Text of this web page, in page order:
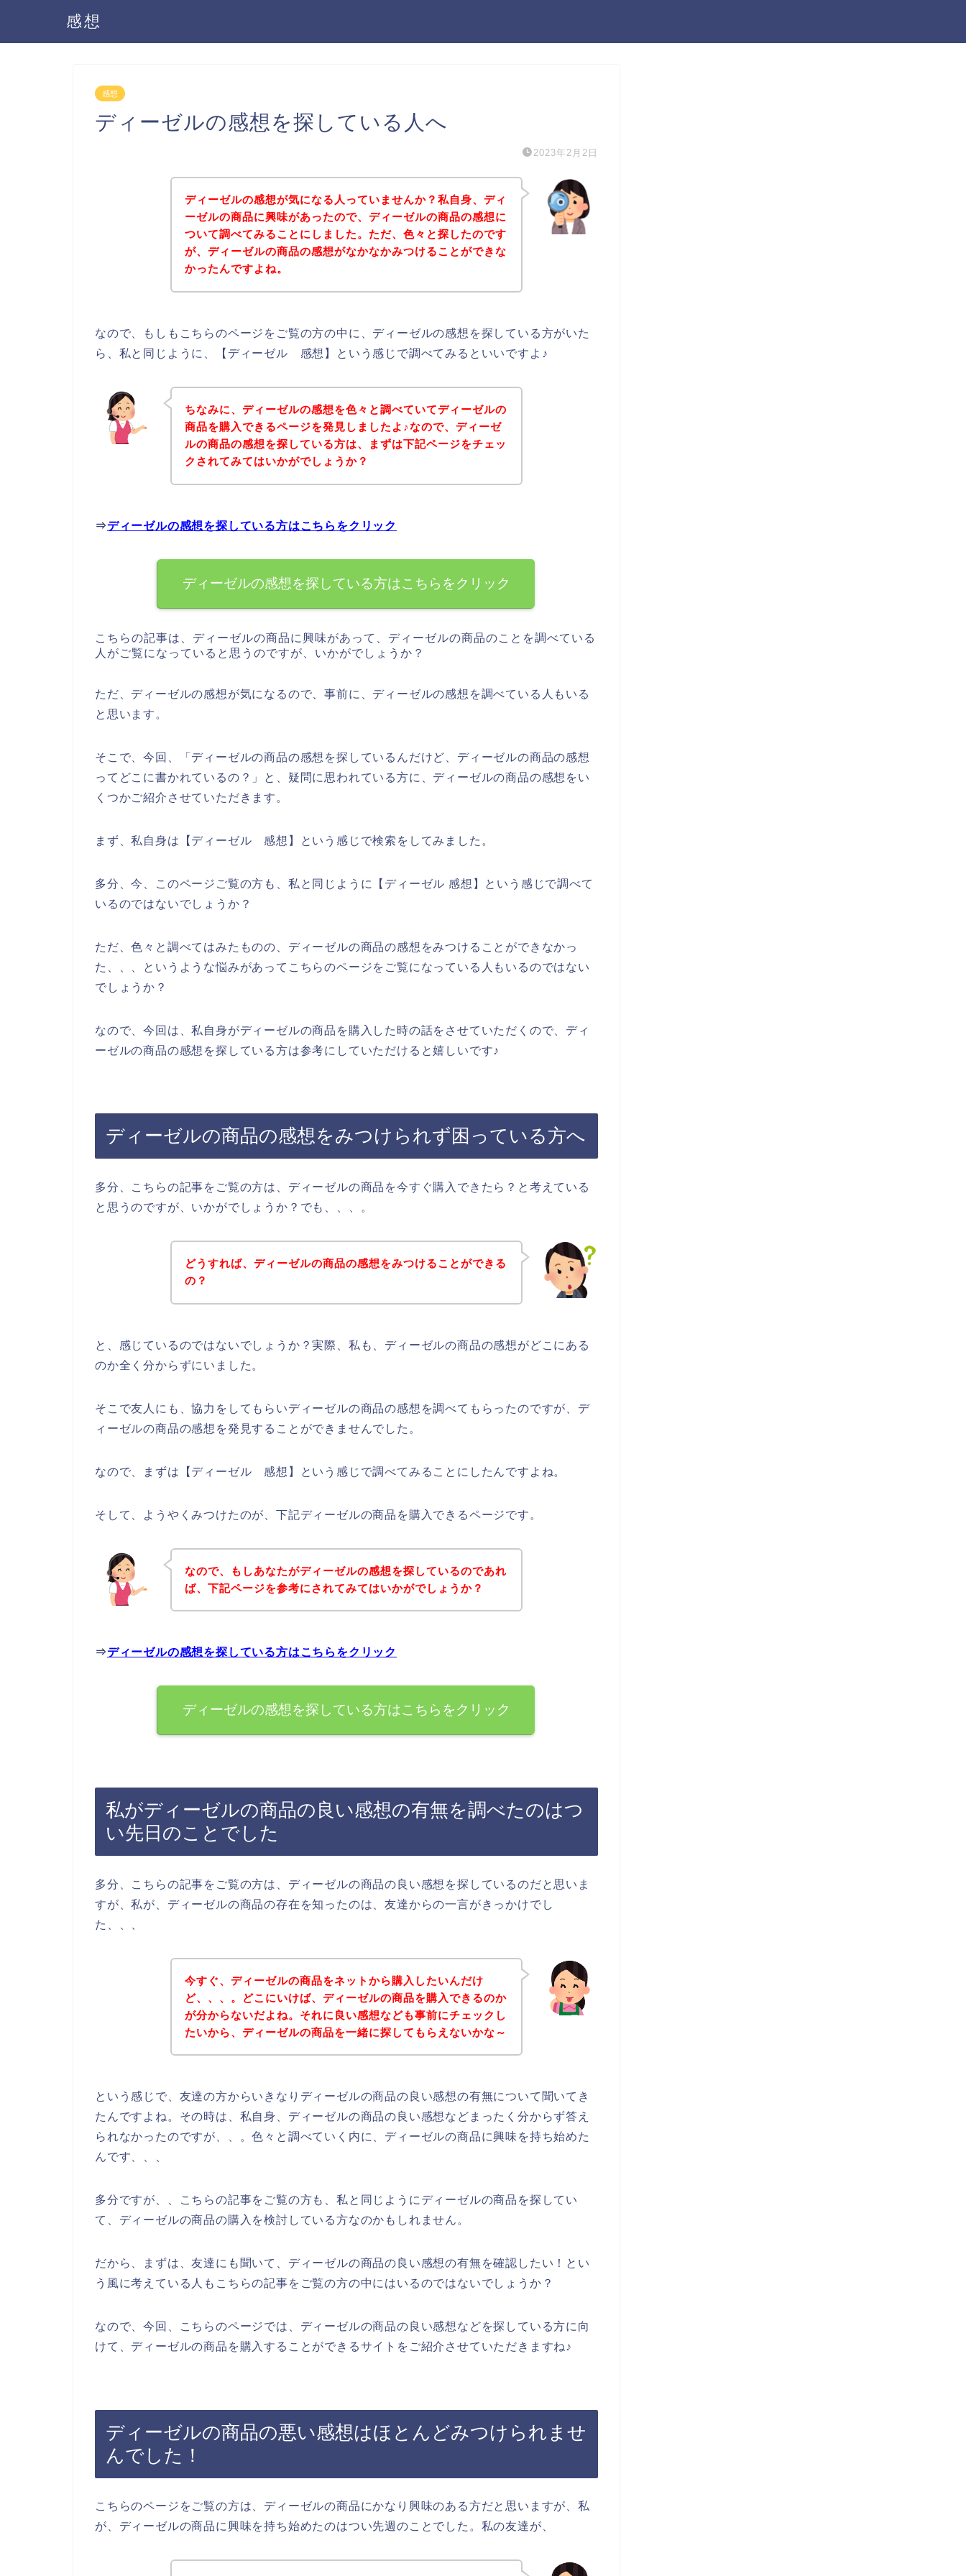
感想
感想
ディーゼルの感想を探している人へ
2023年2月2日
ディーゼルの感想が気になる人っていませんか？私自身、ディ
ーゼルの商品に興味があったので、ディーゼルの商品の感想に
ついて調べてみることにしました。ただ、色々と探したのです
が、ディーゼルの商品の感想がなかなかみつけることができな
かったんですよね。
なので、もしもこちらのページをご覧の方の中に、ディーゼルの感想を探している方がいた
ら、私と同じように、【ディーゼル 感想】という感じで調べてみるといいですよ♪
ちなみに、ディーゼルの感想を色々と調べていてディーゼルの
商品を購入できるページを発見しましたよ♪なので、ディーゼ
ルの商品の感想を探している方は、まずは下記ページをチェッ
クされてみてはいかがでしょうか？
⇒ディーゼルの感想を探している方はこちらをクリック
ディーゼルの感想を探している方はこちらをクリック
こちらの記事は、ディーゼルの商品に興味があって、ディーゼルの商品のことを調べている
人がご覧になっていると思うのですが、いかがでしょうか？
ただ、ディーゼルの感想が気になるので、事前に、ディーゼルの感想を調べている人もいる
と思います。
そこで、今回、「ディーゼルの商品の感想を探しているんだけど、ディーゼルの商品の感想
ってどこに書かれているの？」と、疑問に思われている方に、ディーゼルの商品の感想をい
くつかご紹介させていただきます。
まず、私自身は【ディーゼル 感想】という感じで検索をしてみました。
多分、今、このページご覧の方も、私と同じように【ディーゼル 感想】という感じで調べて
いるのではないでしょうか？
ただ、色々と調べてはみたものの、ディーゼルの商品の感想をみつけることができなかっ
た、、、というような悩みがあってこちらのページをご覧になっている人もいるのではない
でしょうか？
なので、今回は、私自身がディーゼルの商品を購入した時の話をさせていただくので、ディ
ーゼルの商品の感想を探している方は参考にしていただけると嬉しいです♪
ディーゼルの商品の感想をみつけられず困っている方へ
多分、こちらの記事をご覧の方は、ディーゼルの商品を今すぐ購入できたら？と考えている
と思うのですが、いかがでしょうか？でも、、、。
どうすれば、ディーゼルの商品の感想をみつけることができる
の？
と、感じているのではないでしょうか？実際、私も、ディーゼルの商品の感想がどこにある
のか全く分からずにいました。
そこで友人にも、協力をしてもらいディーゼルの商品の感想を調べてもらったのですが、デ
ィーゼルの商品の感想を発見することができませんでした。
なので、まずは【ディーゼル 感想】という感じで調べてみることにしたんですよね。
そして、ようやくみつけたのが、下記ディーゼルの商品を購入できるページです。
なので、もしあなたがディーゼルの感想を探しているのであれ
ば、下記ページを参考にされてみてはいかがでしょうか？
⇒ディーゼルの感想を探している方はこちらをクリック
ディーゼルの感想を探している方はこちらをクリック
私がディーゼルの商品の良い感想の有無を調べたのはつ
い先日のことでした
多分、こちらの記事をご覧の方は、ディーゼルの商品の良い感想を探しているのだと思いま
すが、私が、ディーゼルの商品の存在を知ったのは、友達からの一言がきっかけでし
た、、、
今すぐ、ディーゼルの商品をネットから購入したいんだけ
ど、、、。どこにいけば、ディーゼルの商品を購入できるのか
が分からないだよね。それに良い感想なども事前にチェックし
たいから、ディーゼルの商品を一緒に探してもらえないかな～
という感じで、友達の方からいきなりディーゼルの商品の良い感想の有無について聞いてき
たんですよね。その時は、私自身、ディーゼルの商品の良い感想などまったく分からず答え
られなかったのですが、、。色々と調べていく内に、ディーゼルの商品に興味を持ち始めた
んです、、、
多分ですが、、こちらの記事をご覧の方も、私と同じようにディーゼルの商品を探してい
て、ディーゼルの商品の購入を検討している方なのかもしれません。
だから、まずは、友達にも聞いて、ディーゼルの商品の良い感想の有無を確認したい！とい
う風に考えている人もこちらの記事をご覧の方の中にはいるのではないでしょうか？
なので、今回、こちらのページでは、ディーゼルの商品の良い感想などを探している方に向
けて、ディーゼルの商品を購入することができるサイトをご紹介させていただきますね♪
ディーゼルの商品の悪い感想はほとんどみつけられませ
んでした！
こちらのページをご覧の方は、ディーゼルの商品にかなり興味のある方だと思いますが、私
が、ディーゼルの商品に興味を持ち始めたのはつい先週のことでした。私の友達が、